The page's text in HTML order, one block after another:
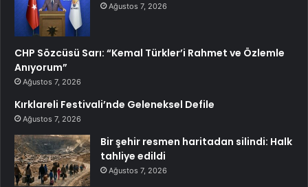
Ağustos 7, 2026
CHP Sözcüsü Sarı: “Kemal Türkler’i Rahmet ve Özlemle
Anıyorum”
Ağustos 7, 2026
Kırklareli Festivali’nde Geleneksel Defile
Ağustos 7, 2026
Bir şehir resmen haritadan silindi: Halk
tahliye edildi
Ağustos 7, 2026